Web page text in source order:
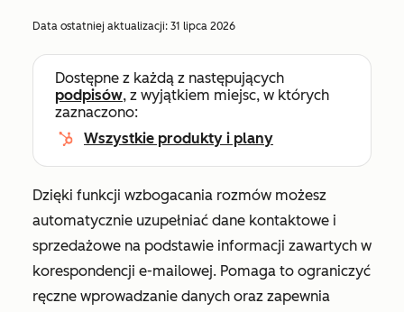
Data ostatniej aktualizacji: 31 lipca 2026
Dostępne z każdą z następujących
podpisów, z wyjątkiem miejsc, w których
zaznaczono:
Wszystkie produkty i plany
Dzięki funkcji wzbogacania rozmów możesz
automatycznie uzupełniać dane kontaktowe i
sprzedażowe na podstawie informacji zawartych w
korespondencji e-mailowej. Pomaga to ograniczyć
ręczne wprowadzanie danych oraz zapewnia